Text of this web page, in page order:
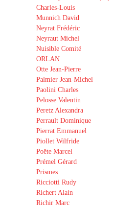
Charles-Louis
Munnich David
Neyrat Frédéric
Neyraut Michel
Nuisible Comité
ORLAN
Otte Jean-Pierre
Palmier Jean-Michel
Paolini Charles
Pelosse Valentin
Peretz Alexandra
Perrault Dominique
Pierrat Emmanuel
Piollet Wilfride
Poëte Marcel
Prémel Gérard
Prismes
Ricciotti Rudy
Richert Alain
Richir Marc